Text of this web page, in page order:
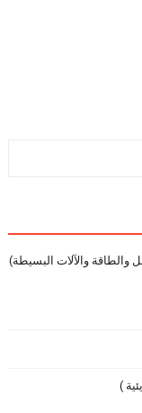
والطاقة والآلات البسيطة)
)